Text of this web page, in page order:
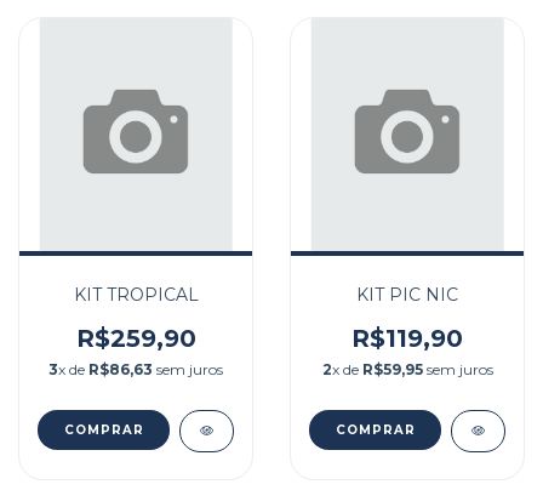
KIT TROPICAL
R$259,90
3x de R$86,63 sem juros
KIT PIC NIC
R$119,90
2x de R$59,95sem juros